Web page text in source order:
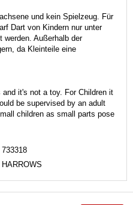
und kein Spielzeug. Für
Dart von Kindern nur unter
werden. Außerhalb der
da Kleinteile eine
it's not a toy. For Children it
be supervised by an adult
children as small parts pose
733318
HARROWS